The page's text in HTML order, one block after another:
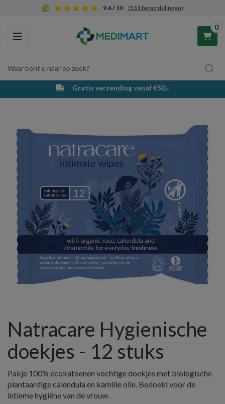
9.6 / 10 (531 beoordelingen)
Toggle navigation
Waar bent u naar op zoek?
0
Winkelwagen
Uw winkelwagen is leeg.
Vul hem met producten.
Gratis verzending vanaf €50,-
Natracare Hygienische
doekjes - 12 stuks
Pakje 100% ecokatoenen vochtige doekjes met biologische
plantaardige calendula en kamille olie. Bedoeld voor de
intieme hygiëne van de vrouw.